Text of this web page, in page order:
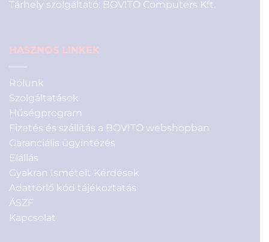
Tárhely szolgáltató: BOVITO Computers Kft.
HASZNOS LINKEK
Rólunk
Szolgáltatások
Hűségprogram
Fizetés és szállítás a BOVITO webshopban
Garanciális ügyintézés
Elállás
Gyakran Ismételt Kérdések
Adattörlő kód tájékoztatás
ÁSZF
Kapcsolat